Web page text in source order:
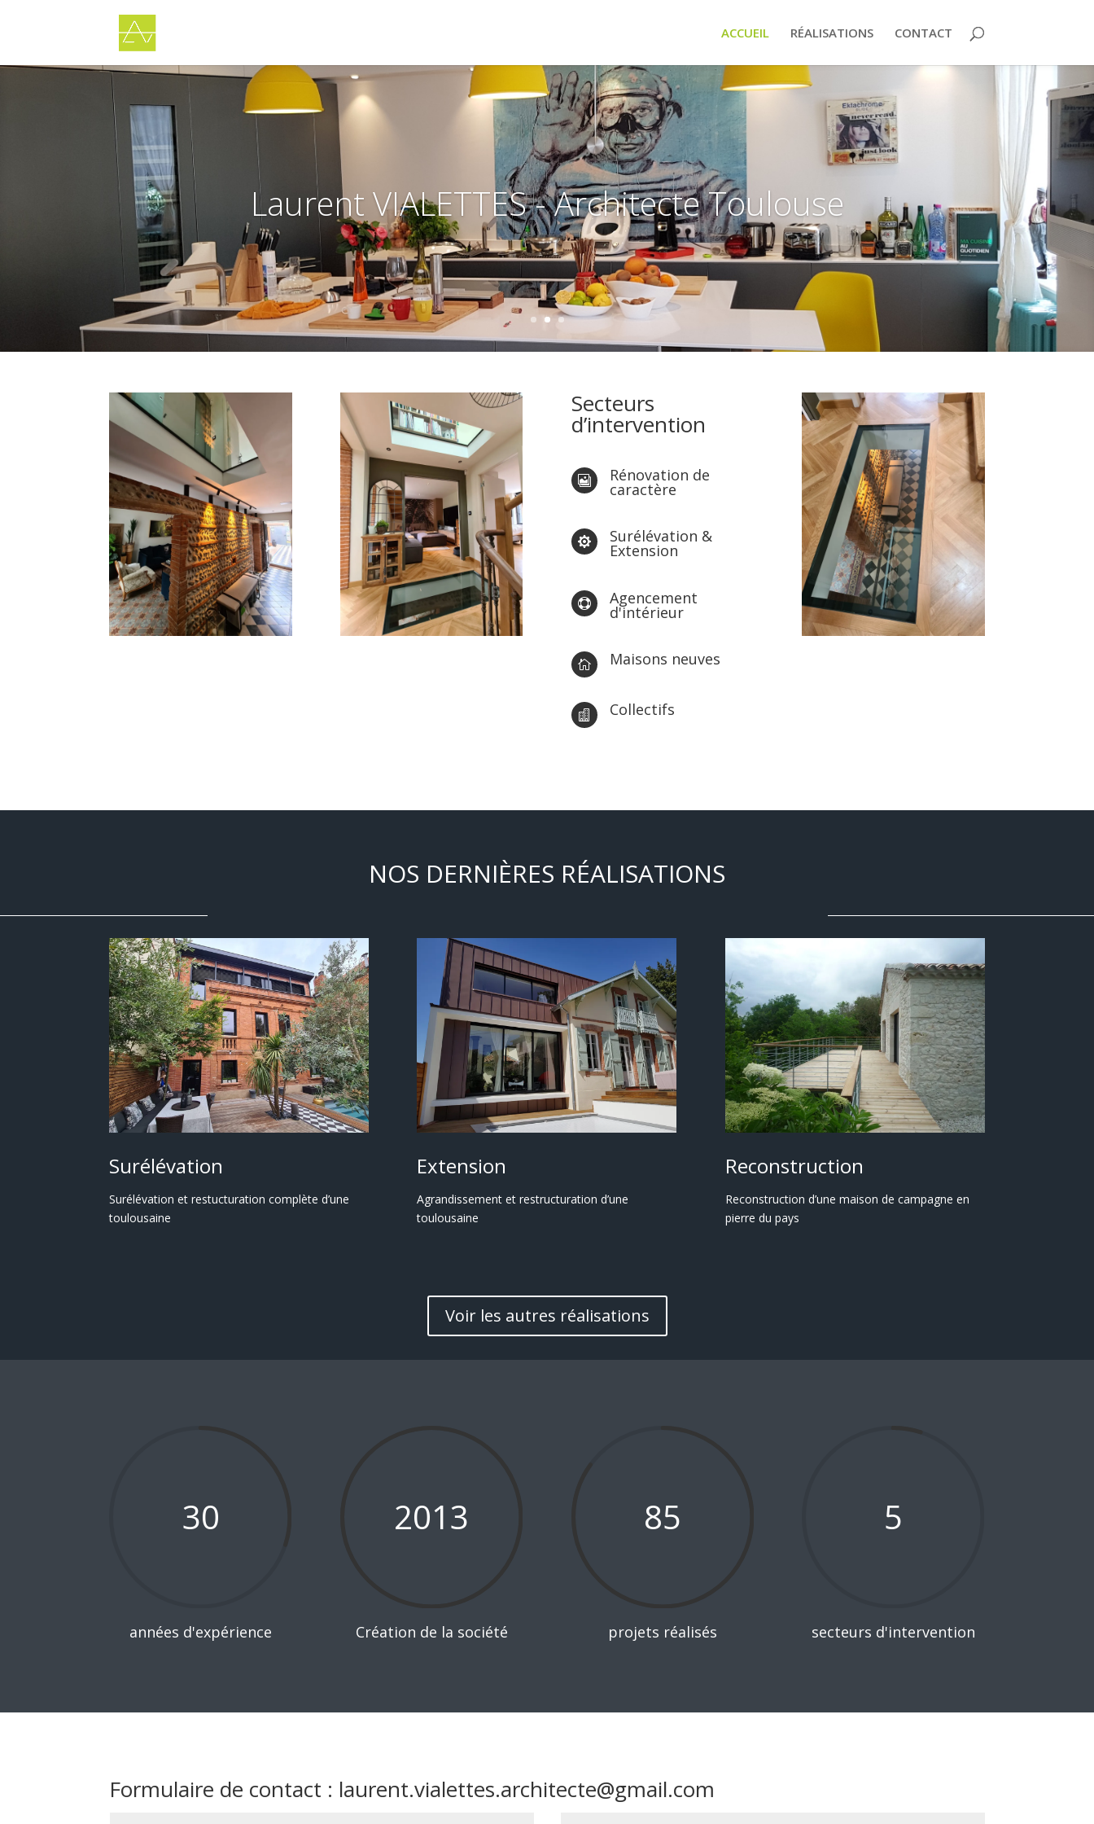
ACCUEIL RÉALISATIONS CONTACT
Laurent VIALETTES - Architecte Toulouse
Secteurs
d’intervention
 Rénovation de
caractère
 Surélévation &
Extension
 Agencement
d'intérieur
 Maisons neuves
 Collectifs
NOS DERNIÈRES RÉALISATIONS
Surélévation
Surélévation et restucturation complète d’une
toulousaine
Extension
Agrandissement et restructuration d’une
toulousaine
Reconstruction
Reconstruction d’une maison de campagne en
pierre du pays
Voir les autres réalisations
30
années d'expérience
2013
Création de la société
85
projets réalisés
5
secteurs d'intervention
Formulaire de contact : laurent.vialettes.architecte@gmail.com